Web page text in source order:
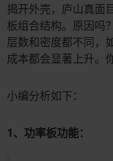
揭开外壳，庐山真面
板组合结构。原因吗
层数和密度都不同，
成本都会显著上升。
小编分析如下：
1、功率板功能：